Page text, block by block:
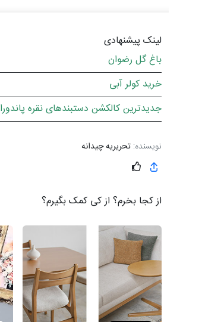
لینک پیشنهادی
باغ گل رضوان
خرید کولر آبی
جدیدترین کالکشن دستبندهای نقره پاندورا
نویسنده: تحریریه چیدانه
از کجا بخرم؟ از کی کمک بگیرم؟